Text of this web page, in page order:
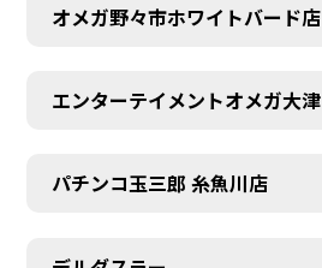
オメガ野々市ホワイトバード店
エンターテイメントオメガ大津
パチンコ玉三郎 糸魚川店